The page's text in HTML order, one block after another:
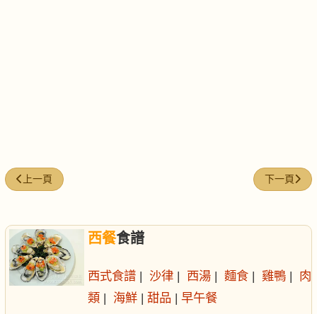
上一篇文章: 炸魚及薯條
上一頁 下一篇文章
下一頁
西餐食譜
西式食譜 | 沙律 | 西湯 | 麵食 | 雞鴨 | 肉
類 | 海鮮 | 甜品 | 早午餐